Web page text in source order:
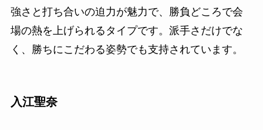
強さと打ち合いの迫力が魅力で、勝負どころで会
場の熱を上げられるタイプです。派手さだけでな
く、勝ちにこだわる姿勢でも支持されています。
入江聖奈